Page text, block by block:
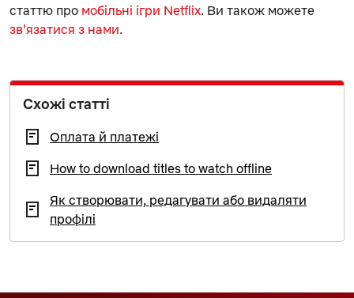
статтю про мобільні ігри Netflix. Ви також можете
зв’язатися з нами.
Схожі статті
Оплата й платежі
How to download titles to watch offline
Як створювати, редагувати або видаляти
профілі